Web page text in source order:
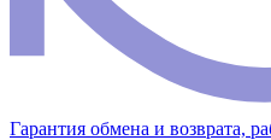
Гарантия обмена и возврата,